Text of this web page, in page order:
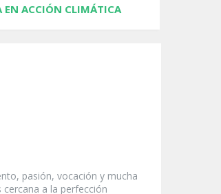
EN ACCIÓN CLIMÁTICA
pasión, vocación y mucha
a la perfección